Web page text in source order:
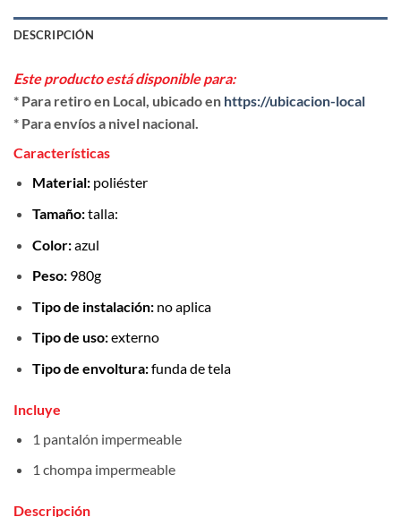
DESCRIPCIÓN
Este producto está disponible para:
* Para retiro en Local, ubicado en https://ubicacion-local
* Para envíos a nivel nacional.
Características
Material: poliéster
Tamaño:talla:
Color:azul
Peso: 980g
Tipo de instalación: no aplica
Tipo de uso:externo
Tipo de envoltura:funda de tela
Incluye
1 pantalón impermeable
1 chompa impermeable
Descripción